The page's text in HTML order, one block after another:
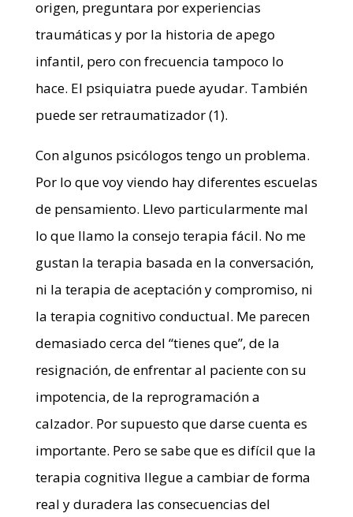
origen, preguntara por experiencias
traumáticas y por la historia de apego
infantil, pero con frecuencia tampoco lo
hace. El psiquiatra puede ayudar. También
puede ser retraumatizador (1).
Con algunos psicólogos tengo un problema.
Por lo que voy viendo hay diferentes escuelas
de pensamiento. Llevo particularmente mal
lo que llamo la consejo terapia fácil. No me
gustan la terapia basada en la conversación,
ni la terapia de aceptación y compromiso, ni
la terapia cognitivo conductual. Me parecen
demasiado cerca del “tienes que”, de la
resignación, de enfrentar al paciente con su
impotencia, de la reprogramación a
calzador. Por supuesto que darse cuenta es
importante. Pero se sabe que es difícil que la
terapia cognitiva llegue a cambiar de forma
real y duradera las consecuencias del